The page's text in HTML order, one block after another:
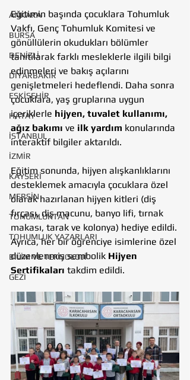
ANKARA
BURSA
DENİZLİ
DİYARBAKIR
ESKİŞEHİR
HATAY
İSTANBUL
İZMİR
KAYSERİ
MERSİN
TOHUMLUKTAN
TOHUMLUK YAZARLARI
BİLİM VE TEKNOLOJİ
GEZİ
Eğitimin başında çocuklara Tohumluk
Vakfı, Genç Tohumluk Komitesi ve
gönüllülerin okudukları bölümler
tanıtılarak farklı mesleklerle ilgili bilgi
edinmeleri ve bakış açılarını
genişletmeleri hedeflendi. Daha sonra
çocuklara, yaş gruplarına uygun
içeriklerle hijyen, tuvalet kullanımı,
ağız bakımı ve ilk yardım konularında
interaktif bilgiler aktarıldı.
Eğitim sonunda, hijyen alışkanlıklarını
desteklemek amacıyla çocuklara özel
olarak hazırlanan hijyen kitleri (diş
fırçası, diş macunu, banyo lifi, tırnak
makası, tarak ve kolonya) hediye edildi.
Ayrıca, her bir öğrenciye isimlerine özel
düzenlenmiş sembolik Hijyen
Sertifikaları takdim edildi.